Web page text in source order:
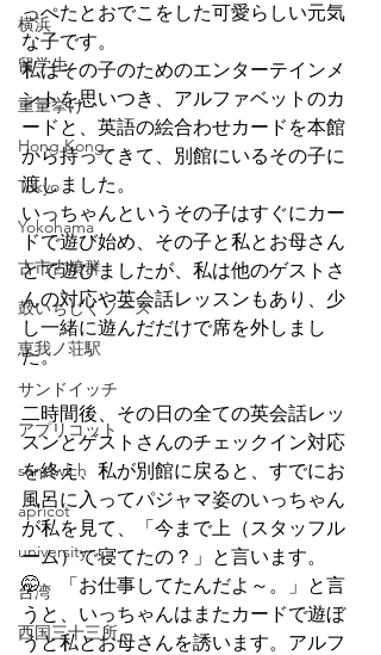
横浜
留学生
重量挙げ
Hong Kong
Tokyo
Yokohama
古市古墳群
鼓いちじくソース
恵我ノ荘駅
サンドイッチ
アプリコット
sandwich
apricot
university
台湾
西国三十三所
っぺたとおでこをした可愛らしい元気
な子です。
私はその子のためのエンターテインメ
ントを思いつき、アルファベットのカ
ードと、英語の絵合わせカードを本館
から持ってきて、別館にいるその子に
渡しました。
いっちゃんというその子はすぐにカー
ドで遊び始め、その子と私とお母さん
とで遊びましたが、私は他のゲストさ
んの対応や英会話レッスンもあり、少
し一緒に遊んだだけで席を外しまし
た。
二時間後、その日の全ての英会話レッ
スンとゲストさんのチェックイン対応
を終え、私が別館に戻ると、すでにお
風呂に入ってパジャマ姿のいっちゃん
が私を見て、「今まで上（スタッフル
ーム）で寝てたの？」と言います。
🤭　「お仕事してたんだよ～。」と言
うと、いっちゃんはまたカードで遊ぼ
うと私とお母さんを誘います。アルフ